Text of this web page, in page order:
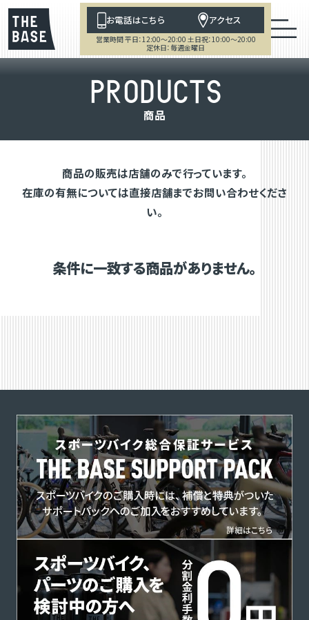
お電話はこちら アクセス
営業時間 平日：12:00～20:00 土日祝：10:00～20:00
定休日：毎週金曜日
PRODUCTS
商品
商品の販売は店舗のみで行っています。
在庫の有無については直接店舗までお問い合わせくださ
い。
条件に一致する商品がありません。